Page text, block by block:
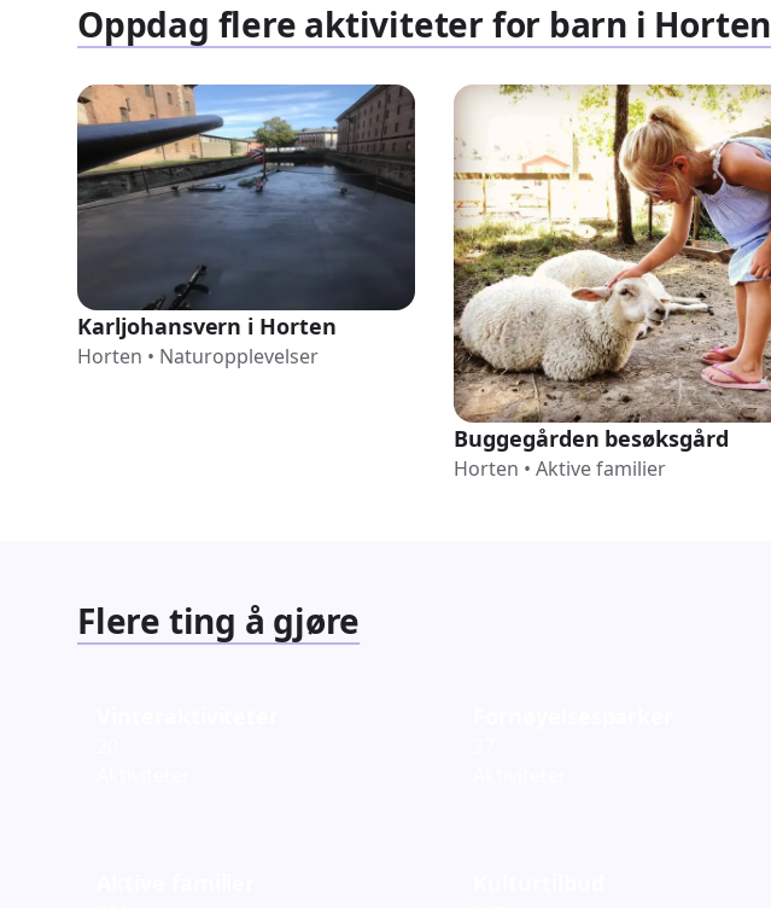
Oppdag flere aktiviteter for barn i Horten
Karljohansvern i Horten
Horten • Naturopplevelser
Buggegården besøksgård
Horten • Aktive familier
Flere ting å gjøre